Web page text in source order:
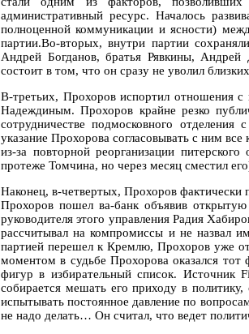
административный ресурс. Началось
полноценной коммуникации и ясности)
партии.Во-вторых, внутри партии
Андрей Богданов, братья Рявкины,
состоит в том, что он сразу не уволил
В-третьих, Прохоров испортил отношения
Надеждиным. Прохоров крайне резко
сотрудничестве подмосковного
указание Прохорова согласовывать с ним
из-за повторной реорганизации
протеже Томчина, но через месяц сместил
Наконец, в-четвертых, Прохоров фактически
Прохоров пошел ва-банк объявив открытую
руководителя этого управления Радия
рассчитывал на компромиссы и не назвал
партией перешел к Кремлю, Прохоров уже
моментом в судьбе Прохорова оказался
фигур в избирательный список. Источник
собирается мешать его приходу в
испытывать постоянное давление по
не надо делать… Он считал, что ведет